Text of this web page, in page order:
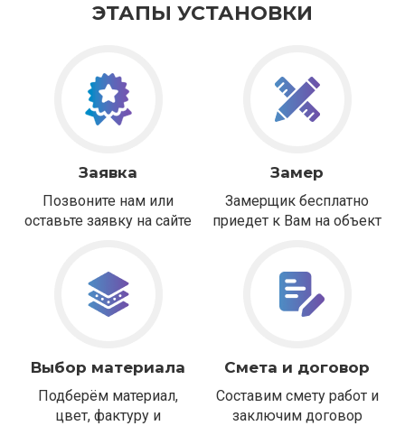
ЭТАПЫ УСТАНОВКИ
Заявка
Позвоните нам или
оставьте заявку на сайте
Замер
Замерщик бесплатно
приедет к Вам на объект
Выбор материала
Подберём материал,
цвет, фактуру и
Смета и договор
Составим смету работ и
заключим договор